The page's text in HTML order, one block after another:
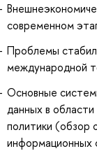
современном
Проблемы
международной
Основные
данных в
политики (обзор
информационных